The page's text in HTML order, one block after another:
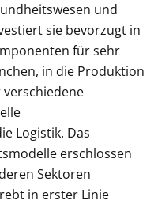
und
sie bevorzugt in
für sehr
in die Produktion
Logistik. Das
erschlossen
Sektoren
in erster Linie